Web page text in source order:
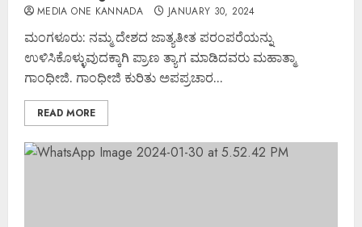
MEDIA ONE KANNADA JANUARY 30, 2024
ಮಂಗಳೂರು: ನಮ್ಮ ದೇಶದ ಜಾತ್ಯತೀತ ಪರಂಪರೆಯನ್ನು
ಉಳಿಸಿಕೊಳ್ಳುವುದಕ್ಕಾಗಿ ಪ್ರಾಣ ತ್ಯಾಗ ಮಾಡಿದವರು ಮಹಾತ್ಮಾ
ಗಾಂಧೀಜಿ. ಗಾಂಧೀಜಿ ಕುರಿತು ಅಪಪ್ರಚಾರ...
READ MORE